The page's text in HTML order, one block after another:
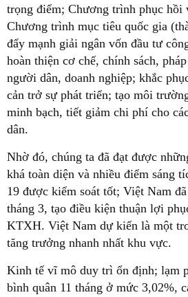
trọng điểm; Chương trình phục
Chương trình mục tiêu quốc gia
đẩy mạnh giải ngân vốn đầu tư
hoàn thiện cơ chế, chính sách,
người dân, doanh nghiệp; khắc
cản trở sự phát triển; tạo môi
minh bạch, tiết giảm chi phí cho
dân.
Nhờ đó, chúng ta đã đạt được
khá toàn diện và nhiều điểm sáng
19 được kiểm soát tốt; Việt Nam
tháng 3, tạo điều kiện thuận lợi
KTXH. Việt Nam dự kiến là một
tăng trưởng nhanh nhất khu vực.
Kinh tế vĩ mô duy trì ổn định; lạm
bình quân 11 tháng ở mức 3,02%,